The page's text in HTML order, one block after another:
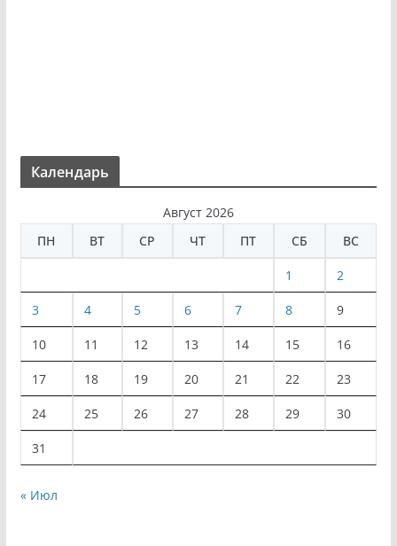
Календарь
Август 2026
ПН
ВТ СР ЧТ ПТ СБ ВС
1 2
3 4 5 6 7 8 9
10 11 12 13 14 15 16
17 18 19 20 21 22 23
24 25 26 27 28 29 30
31
« Июл